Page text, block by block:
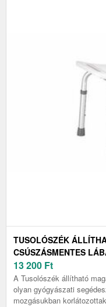
TUSOLÓSZÉK
CSÚSZÁSMENTES
13 200 Ft
A Tusolószék állítható
olyan gyógyászati
mozgásukban